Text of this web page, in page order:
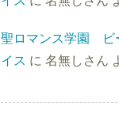
聖ロマンス学園 ビ
イス に 名無しさん